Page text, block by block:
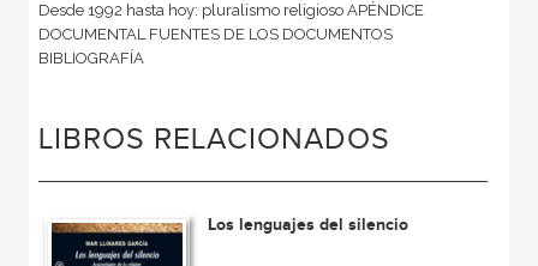
Desde 1992 hasta hoy: pluralismo religioso APÉNDICE
DOCUMENTAL FUENTES DE LOS DOCUMENTOS
BIBLIOGRAFÍA
LIBROS RELACIONADOS
Los lenguajes del silencio